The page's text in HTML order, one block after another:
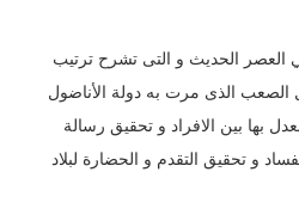
العصر الحديث و التى تشرح ترتيب
الصعب الذى مرت به دولة الأناضول
بها بين الافراد و تحقيق رسالة
و تحقيق التقدم و الحضارة لبلاد